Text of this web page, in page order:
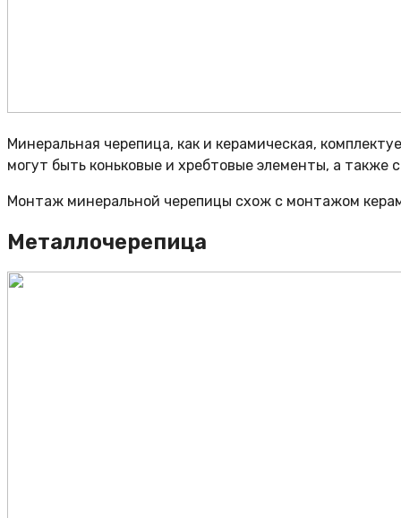
Минеральная черепица, как и керамическая,
могут быть коньковые и хребтовые элементы, а
Монтаж минеральной черепицы схож с монтажом
Металлочерепица